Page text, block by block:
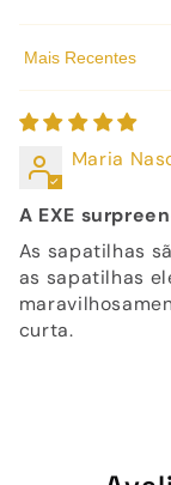
Sort by
Maria
A EXE
As sapatilhas
as sapatilhas
curta.